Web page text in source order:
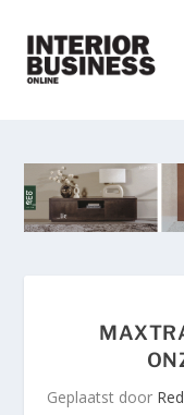
Geplaatst door